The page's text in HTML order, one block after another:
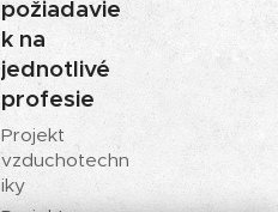
požiadavie
k na
jednotlivé
profesie
Projekt
vzduchotechn
iky